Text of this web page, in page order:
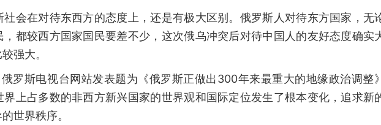
会在对待东西方的态度上，还是有极大区别。俄罗斯人对待东方国家，无
，都较西方国家国民要差不少，这次俄乌冲突后对待中国人的友好态度确实
强大。
罗斯电视台网站发表题为《俄罗斯正做出300年来最重大的地缘政治调整
上占多数的非西方新兴国家的世界观和国际定位发生了根本变化，追求新
世界秩序。